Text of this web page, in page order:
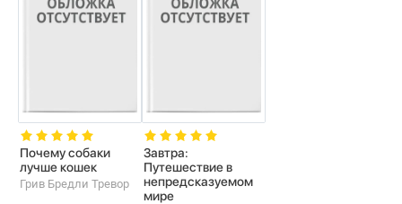
Почему собаки
лучше кошек
Грив Бредли Тревор
Завтра:
Путешествие в
непредсказуемом
мире